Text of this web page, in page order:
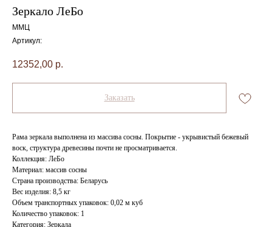
Зеркало ЛеБо
ММЦ
Артикул:
12352,00 р.
Заказать
Рама зеркала выполнена из массива сосны. Покрытие - укрывистый бежевый
воск, структура древесины почти не просматривается.
Коллекция: ЛеБо
Материал: массив сосны
Страна производства: Беларусь
Вес изделия: 8,5 кг
Объем транспортных упаковок: 0,02 м куб
Количество упаковок: 1
Категория: Зеркала